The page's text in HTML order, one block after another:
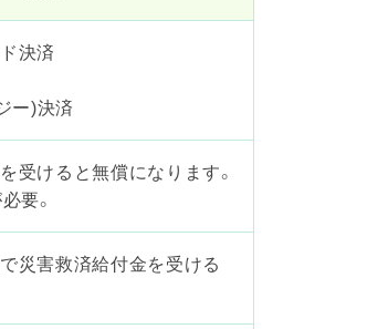
決済
ー)決済
受けると無償になります。
要。
災害救済給付金を受ける